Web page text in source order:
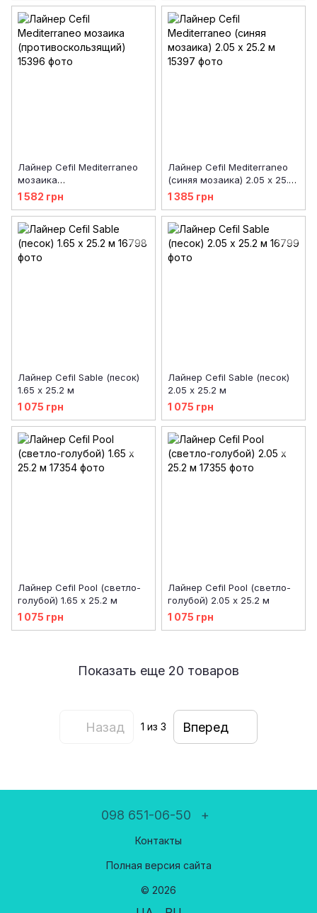
Лайнер Cefil Mediterraneo
мозаика
(противоскользящий)
1 582 грн
Лайнер Cefil Mediterraneo
(синяя мозаика) 2.05 х 25.2
м
1 385 грн
Лайнер Cefil Sable (песок)
1.65 х 25.2 м
1 075 грн
Лайнер Cefil Sable (песок)
2.05 х 25.2 м
1 075 грн
Лайнер Cefil Pool (светло-
голубой) 1.65 х 25.2 м
1 075 грн
Лайнер Cefil Pool (светло-
голубой) 2.05 х 25.2 м
1 075 грн
Показать еще 20 товаров
Назад 1 из 3 Вперед
098 651-06-50 +
Контакты
Полная версия сайта
© 2026